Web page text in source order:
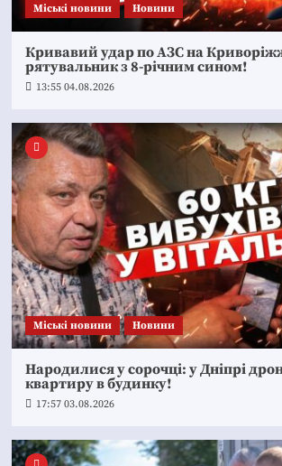
Mіські новини Новини
Кривавий удар по АЗС на
рятувальник з 8-річним сином!
13:55 04.08.2026
Mіські новини Новини
Народилися у сорочці: у Дніпрі
квартиру в будинку!
17:57 03.08.2026